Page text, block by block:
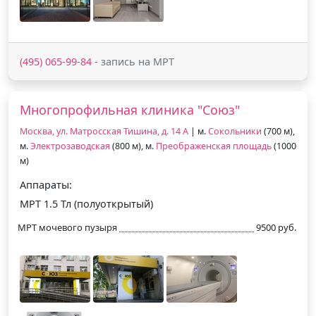
(495) 065-99-84 - запись на МРТ
Многопрофильная клиника "Союз"
Москва, ул. Матросская Тишина, д. 14 А | м.Сокольники (700 м),
м.Электрозаводская (800 м), м. Преображенская площадь(1000
м)
Аппараты:
МРТ 1.5 Тл (полуоткрытый)
МРТ мочевого пузыря 9500 руб.